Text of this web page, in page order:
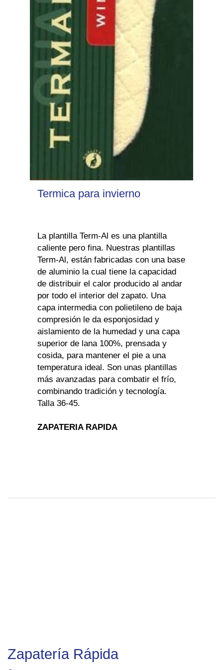
Termica para invierno
La plantilla Term-Al es una plantilla
caliente pero fina. Nuestras plantillas
Term-Al, están fabricadas con una base
de aluminio la cual tiene la capacidad
de distribuir el calor producido al andar
por todo el interior del zapato. Una
capa intermedia con polietileno de baja
compresión le da esponjosidad y
aislamiento de la humedad y una capa
superior de lana 100%, prensada y
cosida, para mantener el pie a una
temperatura ideal. Son unas plantillas
más avanzadas para combatir el frío,
combinando tradición y tecnología.
Talla 36-45.
ZAPATERIA RAPIDA
Zapatería Rápida